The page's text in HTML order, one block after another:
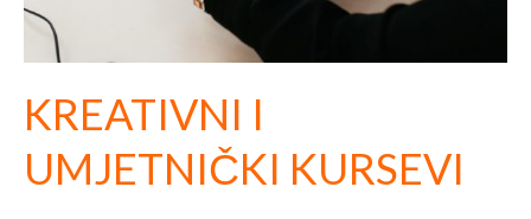
KREATIVNI I
UMJETNIČKI KURSEVI